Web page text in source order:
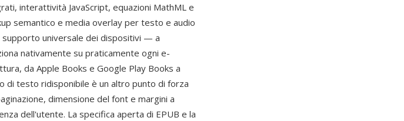
interattività JavaScript, equazioni MathML e
semantico e media overlay per testo e audio
supporto universale dei dispositivi — a
nativamente su praticamente ogni e-
da Apple Books e Google Play Books a
di testo ridisponibile è un altro punto di forza
dimensione del font e margini a
dell'utente. La specifica aperta di EPUB e la